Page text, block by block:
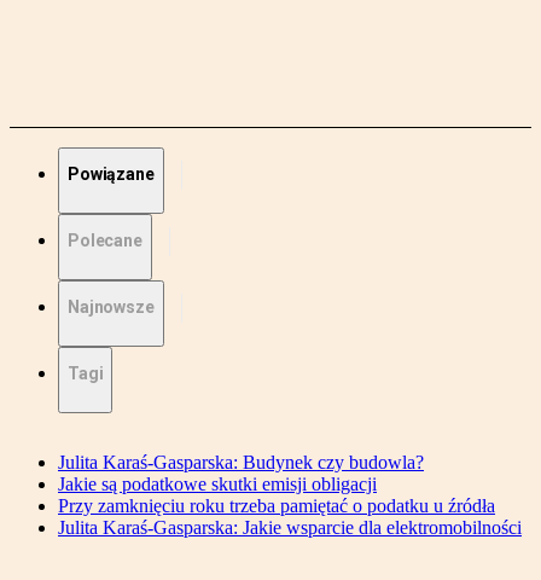
Powiązane
Polecane
Najnowsze
Tagi
Julita Karaś-Gasparska: Budynek czy budowla?
Jakie są podatkowe skutki emisji obligacji
Przy zamknięciu roku trzeba pamiętać o podatku u źródła
Julita Karaś-Gasparska: Jakie wsparcie dla elektromobilności